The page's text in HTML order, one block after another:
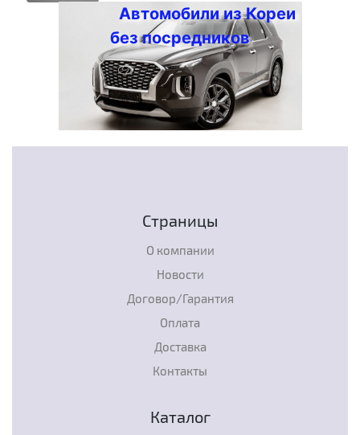
Автомобили из Кореи
без посредников
Страницы
О компании
Новости
Договор/Гарантия
Оплата
Доставка
Контакты
Каталог